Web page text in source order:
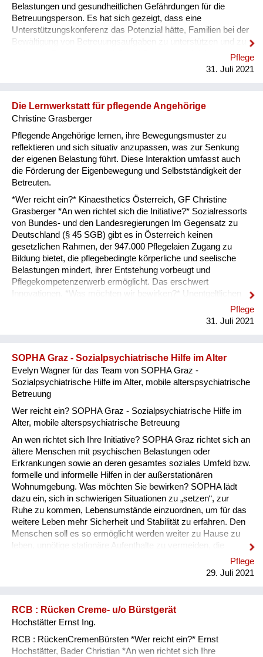
Kultur
Pflege
Belastungen und gesundheitlichen Gefährdungen für die
Betreuungsperson. Es hat sich gezeigt, dass eine
Unterstützungskonferenz das Potenzial hätte, Familien bei der
Bewältigung von Betreuungsaufgaben zu unterstützen und zu
entlasten, Ressourcen und Social Support zu aktivieren und
somit wesentlich zur Reduktion psychischer Belastungen
Unterstützungskonferenz ist eine Methode, bei der Personen
oder Familien von einem_einer Koordinator:in unterstützt
werden, gemeinsam mit ihrem Netzwerk (Freunde, Bekannte,
Verwandte, usw.) im Hinblick auf Betreuungsfragen
passgenaue Lösungen u...
Pflege
31. Juli 2021
Die Lernwerkstatt für pflegende Angehörige
Christine Grasberger
Pflegende Angehörige lernen, ihre Bewegungsmuster zu
reflektieren und sich situativ anzupassen, was zur Senkung
der eigenen Belastung führt. Diese Interaktion umfasst auch
die Förderung der Eigenbewegung und Selbstständigkeit der
Betreuten.
*Wer reicht ein?* Kinaesthetics Österreich, GF Christine
Grasberger *An wen richtet sich die Initiative?* Sozialressorts
von Bundes- und den Landesregierungen Im Gegensatz zu
Deutschland (§ 45 SGB) gibt es in Österreich keinen
gesetzlichen Rahmen, der 947.000 Pflegelaien Zugang zu
Bildung bietet, die pflegebedingte körperliche und seelische
Belastungen mindert, ihrer Entstehung vorbeugt und
Pflegekompetenzerwerb ermöglicht. Das erschwert
Innovationen. *Was möchten wir bewirken?* Unentgeltlichen
Selbstständigkeit und Lebensqualität vergrößert, Pflegebedarf
% der österreichischen Bevölkerung ab 65+ lebt mit schweren
Einschränkungen in den Aktivitäten des täglichen Lebens, in
der Schweiz sind es nur 8,8 %. Der Anteil der
Pflegegeldbezieher in der Schweiz liegt bei 0,6 %, in
Österreich bei 5,2 %. Obwohl die Sch...
Pflege
31. Juli 2021
SOPHA Graz - Sozialpsychiatrische Hilfe im Alter
Evelyn Wagner für das Team von SOPHA Graz -
Sozialpsychiatrische Hilfe im Alter, mobile alterspsychiatrische
Betreuung
Wer reicht ein? SOPHA Graz - Sozialpsychiatrische Hilfe im
Alter, mobile alterspsychiatrische Betreuung
An wen richtet sich Ihre Initiative? SOPHA Graz richtet sich an
ältere Menschen mit psychischen Belastungen oder
Erkrankungen sowie an deren gesamtes soziales Umfeld bzw.
formelle und informelle Hilfen in der außerstationären
Wohnumgebung. Was möchten Sie bewirken? SOPHA lädt
dazu ein, sich in schwierigen Situationen zu „setzen“, zur
Ruhe zu kommen, Lebensumstände einzuordnen, um für das
weitere Leben mehr Sicherheit und Stabilität zu erfahren. Den
Menschen soll es so ermöglicht werden weiter zu Hause zu
leben, unnötige stationäre Aufenthalte zu vermeiden, die
gesundheitliche und psychosoziale Gesundheit zu verbessern,
Hilfe annehmen zu können, das Älter werden zu integrieren,
Ausgrenzung, Altersdiskriminierung, das Vorbeugen von
Depressionen und den Betroffenen das zu Hause leben zu
ermöglichen sind Schlüsselpunkte des Projektes. Der wichtige
und notwendige Struk...
Pflege
29. Juli 2021
RCB : Rücken Creme- u/o Bürstgerät
Hochstätter Ernst Ing.
RCB : RückenCremenBürsten *Wer reicht ein?* Ernst
Hochstätter, Bader Christian *An wen richtet sich Ihre